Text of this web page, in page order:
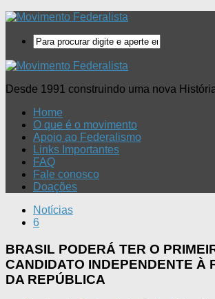
Desde 1991 construindo uma nova
Home
O que é o movimento
Apoio ao Federalismo
Links Importantes
FAQ
Fale conosco
Doações
Notícias
6
BRASIL PODERÁ TER O
CANDIDATO INDEPENDENTE À
DA REPÚBLICA